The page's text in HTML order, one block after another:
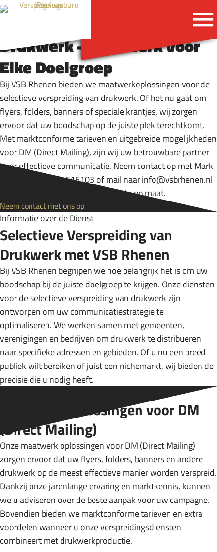
Flyer, Folder &
Magazine Verspreiding
Flyer, Folder & Magazine Verspreiding
is een van de hoofdactiviteiten van
Verspreidingsburo Rhenen. Dit doen
wij met veel passie en zorgen ervoor
dat alle te verspreiden media keurig
en op tijd worden geleverd in ons
verspreidingsgebied.
Selectieve Verspreiding
Selectieve Verspreiding bieden wij
aan om gericht zorg te dragen dat uw
Folder, Flyer en Magazine worden
bezorgd binnen en buiten ons
verspreidingsgebied. Daag ons uit wij
nemen graag uw uitdaging aan.
Kranten Bezorging
Kranten bezorging is een van de
kernactiviteiten van
Verspreidingsburo Rhenen. Met
toewijding zorgen wij ervoor dat uw
kranten nauwkeurig en op tijd
worden bezorgd in ons
verspreidingsgebied.
Bereik Uw Specifieke Doelgroep met Precisie en Efficiëntie
Selectieve Verspreiding van
Drukwerk - Maatwerk voor
Elke Doelgroep
Bij VSB Rhenen bieden we maatwerkoplossingen voor de
selectieve verspreiding van drukwerk. Of het nu gaat om
flyers, folders, banners of speciale krantjes, wij zorgen
ervoor dat uw boodschap op de juiste plek terechtkomt.
Met marktconforme tarieven en uitgebreide mogelijkheden
voor DM (Direct Mailing), zijn wij uw betrouwbare partner
voor effectieve communicatie. Neem contact op met Mark
Lieftink via 0317-615103 of mail naarinfo@vsbrhenen.nl
voor meer informatie en een offerte op maat.
Neem contact met ons op
Informatie over de Dienst
Selectieve Verspreiding van
Drukwerk met VSB Rhenen
Bij VSB Rhenen begrijpen we hoe belangrijk het is om uw
boodschap bij de juiste doelgroep te krijgen. Onze diensten
voor de selectieve verspreiding van drukwerk zijn
ontworpen om uw communicatiestrategie te
optimaliseren. We werken samen met gemeenten,
verenigingen en bedrijven om drukwerk te distribueren
naar specifieke adressen en gebieden. Of u nu een breed
publiek wilt bereiken of juist een nichemarkt, wij bieden de
precisie die u nodig heeft.
Maatwerk oplossingen voor DM
(Direct Mailing)
Onze maatwerk oplossingen voor DM (Direct Mailing)
zorgen ervoor dat uw flyers, folders, banners en andere
drukwerk op de meest effectieve manier worden verspreid.
Dankzij onze jarenlange ervaring en marktkennis, kunnen
we u adviseren over de beste aanpak voor uw campagne.
Bovendien bieden we marktconforme tarieven en extra
voordelen wanneer u onze verspreidingsdiensten
combineert met drukwerkproductie.